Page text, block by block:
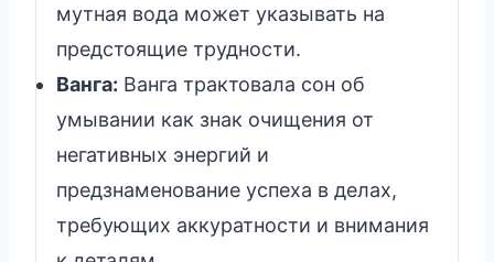
мутная вода может указывать на
предстоящие трудности.
Ванга: Ванга трактовала сон об
умывании как знак очищения от
негативных энергий и
предзнаменование успеха в делах,
требующих аккуратности и внимания